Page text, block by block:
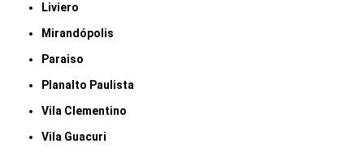
Liviero
Mirandópolis
Paraiso
Planalto Paulista
Vila Clementino
Vila Guacuri